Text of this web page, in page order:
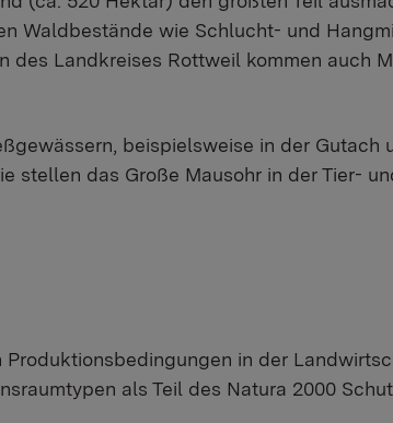
Waldbestände wie Schlucht- und
Landkreises Rottweil kommen auch
beispielsweise in der Gutach
stellen das Große Mausohr in der Tier-
in der
als Teil des Natura 2000